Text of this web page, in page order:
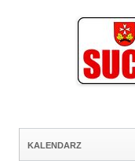
KALENDARZ